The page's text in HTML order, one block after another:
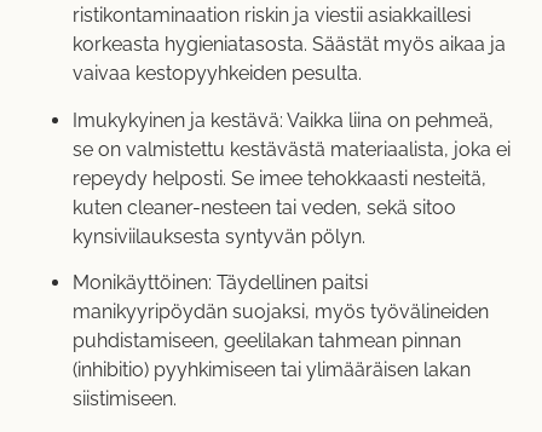
ristikontaminaation riskin ja viestii asiakkaillesi
korkeasta hygieniatasosta. Säästät myös aikaa ja
vaivaa kestopyyhkeiden pesulta.
Imukykyinen ja kestävä: Vaikka liina on pehmeä,
se on valmistettu kestävästä materiaalista, joka ei
repeydy helposti. Se imee tehokkaasti nesteitä,
kuten cleaner-nesteen tai veden, sekä sitoo
kynsiviilauksesta syntyvän pölyn.
Monikäyttöinen: Täydellinen paitsi
manikyyripöydän suojaksi, myös työvälineiden
puhdistamiseen, geelilakan tahmean pinnan
(inhibitio) pyyhkimiseen tai ylimääräisen lakan
siistimiseen.